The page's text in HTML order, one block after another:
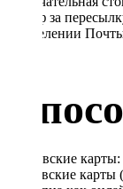
Тариф за
в отделении
Банковские
банковские